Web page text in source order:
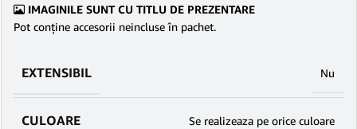
IMAGINILE SUNT CU TITLU DE PREZENTARE
Pot conține accesorii neincluse în pachet.
EXTENSIBIL Nu
CULOARE Se realizeaza pe orice culoare